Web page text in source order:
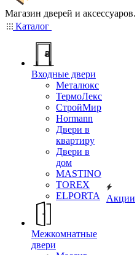
Магазин дверей и аксессуаров.
Каталог
Входные двери
Металюкс
ТермоЛекс
СтройМир
Hormann
Двери в
квартиру
Двери в
дом
MASTINO
TOREX
ELPORTA
Межкомнатные
двери
Акции